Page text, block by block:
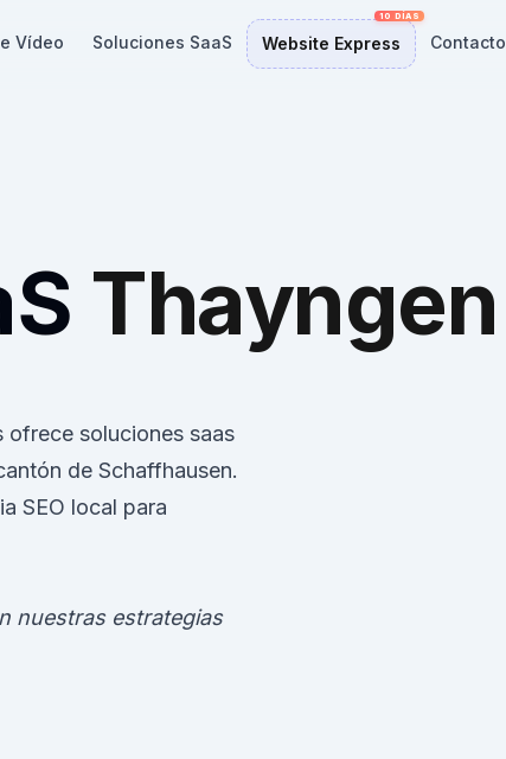
Vídeo Soluciones SaaS Website Express Contacto
Thayngen
ofrece soluciones saas
de Schaffhausen.
SEO local para
nuestras estrategias